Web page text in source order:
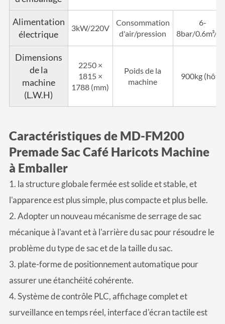
Alimentation
électrique
3kW/220V
Consommation
d'air/pression
6-
8bar/0.6m³/
Dimensions
de la
machine
(L.W.H)
2250 ×
1815 ×
1788 (mm)
Poids de la
machine
900kg (hôte)
Caractéristiques de MD-FM200
Premade Sac Café Haricots Machine
à Emballer
1. la structure globale fermée est solide et stable, et
l'apparence est plus simple, plus compacte et plus belle.
2. Adopter un nouveau mécanisme de serrage de sac
mécanique à l'avant et à l'arrière du sac pour résoudre le
problème du type de sac et de la taille du sac.
3. plate-forme de positionnement automatique pour
assurer une étanchéité cohérente.
4. Système de contrôle PLC, affichage complet et
surveillance en temps réel, interface d'écran tactile est